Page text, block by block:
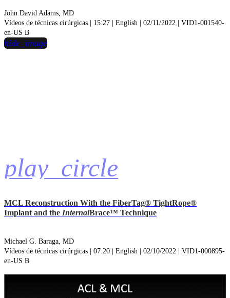
John David Adams, MD
Vídeos de técnicas cirúrgicas | 15:27 | English | 02/11/2022 | VID1-001540-
en-US B
play_circle
hide_image
MCL Reconstruction With the FiberTag® TightRope®
Implant and the InternalBrace™ Technique
Michael G. Baraga, MD
Vídeos de técnicas cirúrgicas | 07:20 | English | 02/10/2022 | VID1-000895-
en-US B